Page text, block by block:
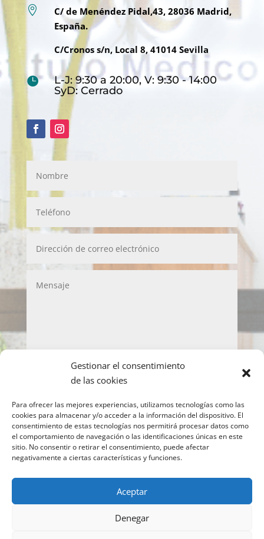
Gestionar el consentimiento
de las cookies
Para ofrecer las mejores experiencias, utilizamos tecnologías como las
cookies para almacenar y/o acceder a la información del dispositivo. El
consentimiento de estas tecnologías nos permitirá procesar datos como
el comportamiento de navegación o las identificaciones únicas en este
sitio. No consentir o retirar el consentimiento, puede afectar
negativamente a ciertas características y funciones.
Aceptar
Denegar

C/ de Menéndez Pidal,43, 28036 Madrid,
España.
C/Cronos s/n, Local 8, 41014 Sevilla

L-J: 9:30 a 20:00, V: 9:30 - 14:00
SyD: Cerrado
de datos
Enviar
Copyright © 2022 IMEOInformación para el
paciente Imeo. Aviso legal|Politica Cookies|
Política Privacidad| Atención al Paciente: